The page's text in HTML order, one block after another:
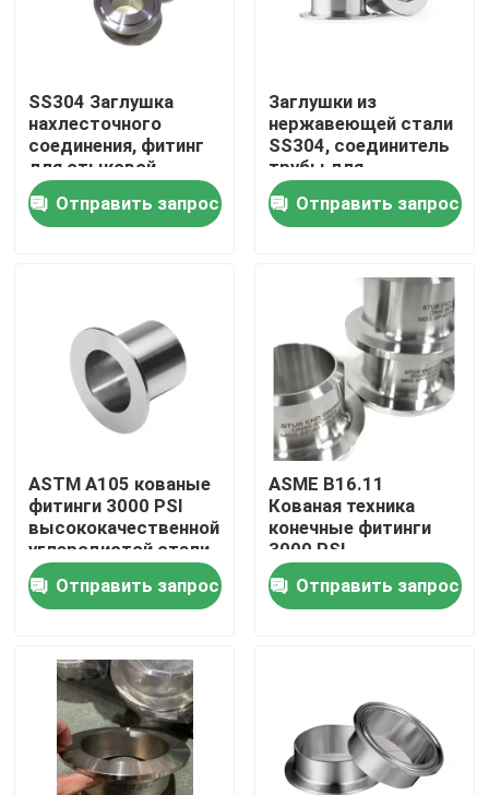
Товары
О нас
Контроль качества
Свяжитесь с нами
Сделать запрос
Медные штуцеры никеля
Медная труба никеля
Медно-никелевая трубка
SS304 Заглушка
нахлесточного
соединения, фитинг
для стыковой
сварки для
коррозионностойких
трубопроводов
Отправить запрос
Заглушки из
нержавеющей стали
SS304, соединитель
трубы для
стыкового сварного
соединения
внахлестку для
трубопроводов
Отправить запрос
ASTM A105 кованые
фитинги 3000 PSI
высококачественной
углеродистой стали
Отправить запрос
ASME B16.11
Кованая техника
конечные фитинги
3000 PSI
углеродистая сталь
Отправить запрос